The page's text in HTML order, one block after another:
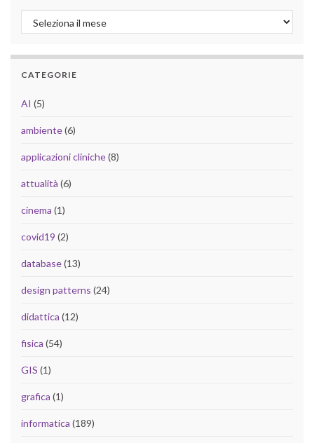
Archivio
CATEGORIE
AI (5)
ambiente(6)
applicazioni cliniche(8)
attualità (6)
cinema (1)
covid19 (2)
database(13)
design patterns (24)
didattica (12)
fisica (54)
GIS (1)
grafica (1)
informatica (189)